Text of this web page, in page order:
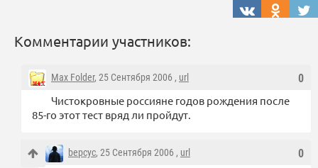
Комментарии участников:
0
Max Folder, 25 Сентября 2006 , url
Чистокровные россияне годов рождения после
85-го этот тест вряд ли пройдут.
0
bepcyc, 25 Сентября 2006 , url